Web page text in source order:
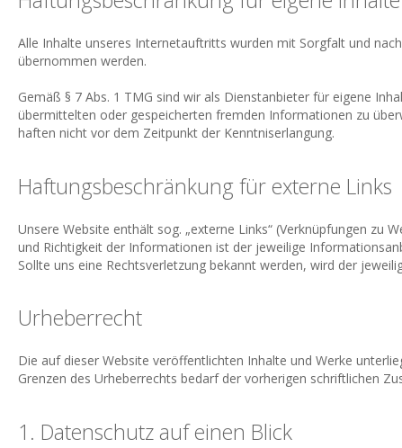
Alle Inhalte unseres Internetauftritts wurden mit Sorgfalt und
übernommen werden.
Gemäß § 7 Abs. 1 TMG sind wir als Dienstanbieter für eigene
übermittelten oder gespeicherten fremden Informationen zu
haften nicht vor dem Zeitpunkt der Kenntniserlangung.
Haftungsbeschränkung für externe Links
Unsere Website enthält sog. „externe Links“ (Verknüpfungen zu
und Richtigkeit der Informationen ist der jeweilige
Sollte uns eine Rechtsverletzung bekannt werden, wird der
Urheberrecht
Die auf dieser Website veröffentlichten Inhalte und Werke
Grenzen des Urheberrechts bedarf der vorherigen schriftlichen
1. Datenschutz auf einen Blick